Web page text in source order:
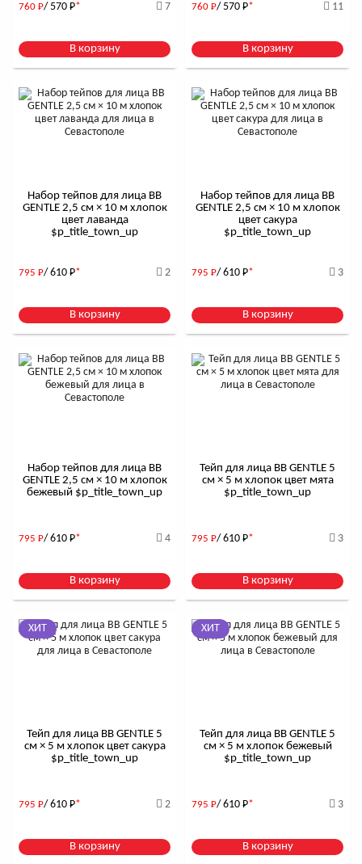
760 Р/ 570 Р* 7
В корзину
760 Р/ 570 Р* 11
В корзину
Набор тейпов для лица BB
GENTLE 2,5 см × 10 м хлопок
цвет лаванда
$р_title_town_up
795 Р/ 610 Р* 2
В корзину
Набор тейпов для лица BB
GENTLE 2,5 см × 10 м хлопок
цвет сакура
$р_title_town_up
795 Р/ 610 Р* 3
В корзину
Набор тейпов для лица BB
GENTLE 2,5 см × 10 м хлопок
бежевый $р_title_town_up
795 Р/ 610 Р* 4
В корзину
Тейп для лица BB GENTLE 5
см × 5 м хлопок цвет мята
$р_title_town_up
795 Р/ 610 Р* 3
В корзину
ХИТ
Тейп для лица BB GENTLE 5
см × 5 м хлопок цвет сакура
$р_title_town_up
795 Р/ 610 Р* 2
В корзину
ХИТ
Тейп для лица BB GENTLE 5
см × 5 м хлопок бежевый
$р_title_town_up
795 Р/ 610 Р* 3
В корзину